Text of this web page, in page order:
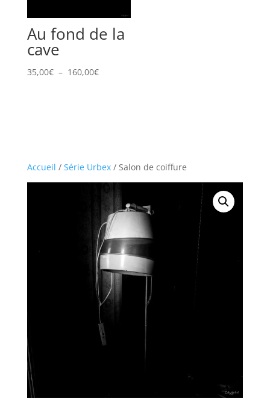
Au fond de la
cave
35,00€ – 160,00€Plage
Accueil / Série Urbex/ Salon de coiffure